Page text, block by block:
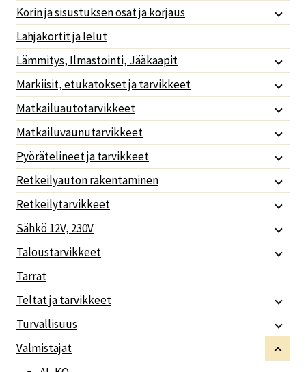
Korin ja sisustuksen osat ja korjaus
Lahjakortit ja lelut
Lämmitys, Ilmastointi, Jääkaapit
Markiisit, etukatokset ja tarvikkeet
Matkailuautotarvikkeet
Matkailuvaunutarvikkeet
Pyörätelineet ja tarvikkeet
Retkeilyauton rakentaminen
Retkeilytarvikkeet
Sähkö 12V, 230V
Taloustarvikkeet
Tarrat
Teltat ja tarvikkeet
Turvallisuus
Valmistajat